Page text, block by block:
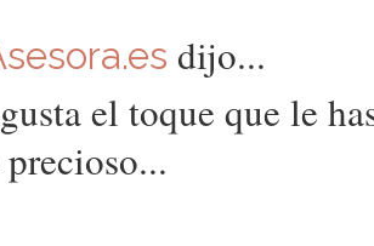
dijo...
el toque que le
precioso...